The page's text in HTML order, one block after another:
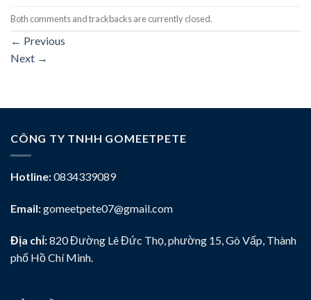
Both comments and trackbacks are currently closed.
← Previous
Next →
CÔNG TY TNHH GOMEETPETE
Hotline:0834339089
Email:gomeetpete07@gmail.com
Địa chỉ:820 Đường Lê Đức Thọ, phường 15, Gò Vấp, Thành
phố Hồ Chí Minh.